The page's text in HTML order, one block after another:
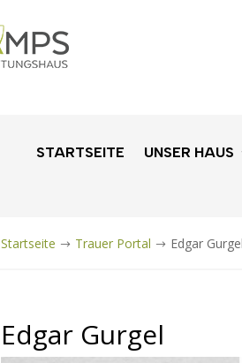
STARTSEITE UNSER HAUS
Startseite $ Trauer Portal $ Edgar Gurgel
Edgar Gurgel